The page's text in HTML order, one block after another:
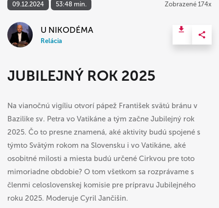
09.12.2024 53:48 min. Zobrazené 174x
U NIKODÉMA
Relácia
JUBILEJNÝ ROK 2025
Na vianočnú vigíliu otvorí pápež František svätú bránu v
Bazilike sv. Petra vo Vatikáne a tým začne Jubilejný rok
2025. Čo to presne znamená, aké aktivity budú spojené s
týmto Svätým rokom na Slovensku i vo Vatikáne, aké
osobitné milosti a miesta budú určené Cirkvou pre toto
mimoriadne obdobie? O tom všetkom sa rozprávame s
členmi celoslovenskej komisie pre prípravu Jubilejného
roku 2025. Moderuje Cyril Jančišin.